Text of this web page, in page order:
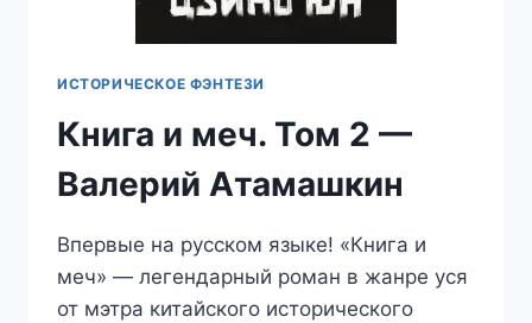
ИСТОРИЧЕСКОЕ ФЭНТЕЗИ
Книга и меч. Том 2 —
Валерий Атамашкин
Впервые на русском языке! «Книга и
меч» — легендарный роман в жанре уся
от мэтра китайского исторического